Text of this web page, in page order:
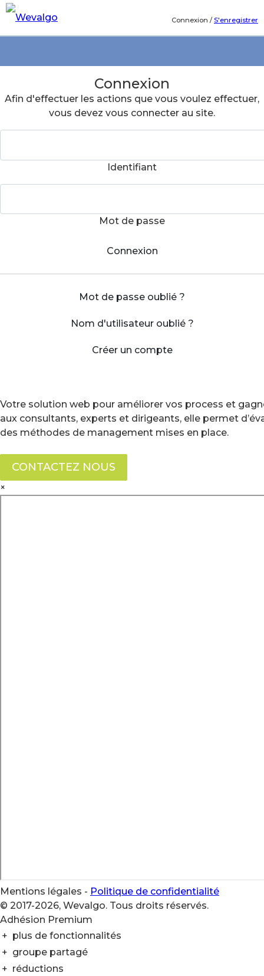
Connexion /S'enregistrer
Connexion
Afin d'effectuer les actions que vous voulez effectuer,
vous devez vous connecter au site.
Identifiant
Mot de passe
Connexion
Mot de passe oublié ?
Nom d'utilisateur oublié ?
Créer un compte
Votre solution web pour améliorer vos process et
aux consultants, experts et dirigeants, elle permet
des méthodes de management mises en place.
CONTACTEZ NOUS
×
Mentions légales - Politique de confidentialité
© 2017-2026, Wevalgo. Tous droits réservés.
Adhésion Premium
+ plus de fonctionnalités
+ groupe partagé
+ réductions